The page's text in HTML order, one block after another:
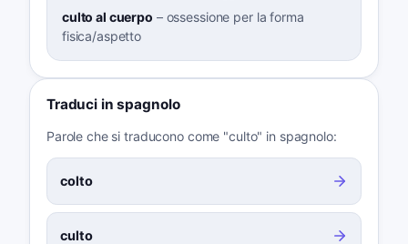
culto al cuerpo – ossessione per la forma
fisica/aspetto
Traduci in spagnolo
Parole che si traducono come "culto" in spagnolo:
colto
culto